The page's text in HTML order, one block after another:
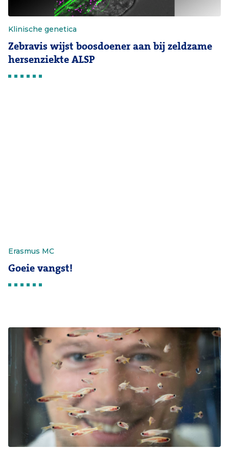
Klinische genetica
Zebravis wijst boosdoener aan bij zeldzame
hersenziekte ALSP
Erasmus MC
Goeie vangst!